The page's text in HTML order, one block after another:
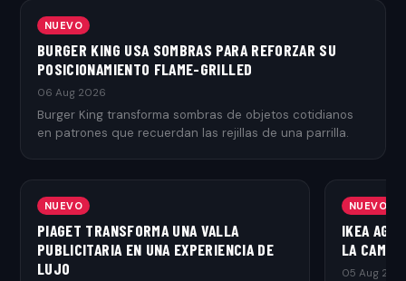
NUEVO
BURGER KING USA SOMBRAS PARA REFORZAR SU
POSICIONAMIENTO FLAME-GRILLED
06 Aug 2026
Burger King transforma sombras de objetos cotidianos
en patrones que recuerdan las rejillas de una parrilla.
NUEVO
PIAGET TRANSFORMA UNA VALLA
PUBLICITARIA EN UNA EXPERIENCIA DE
LUJO
NUEVO
IKEA
LA
05 Aug